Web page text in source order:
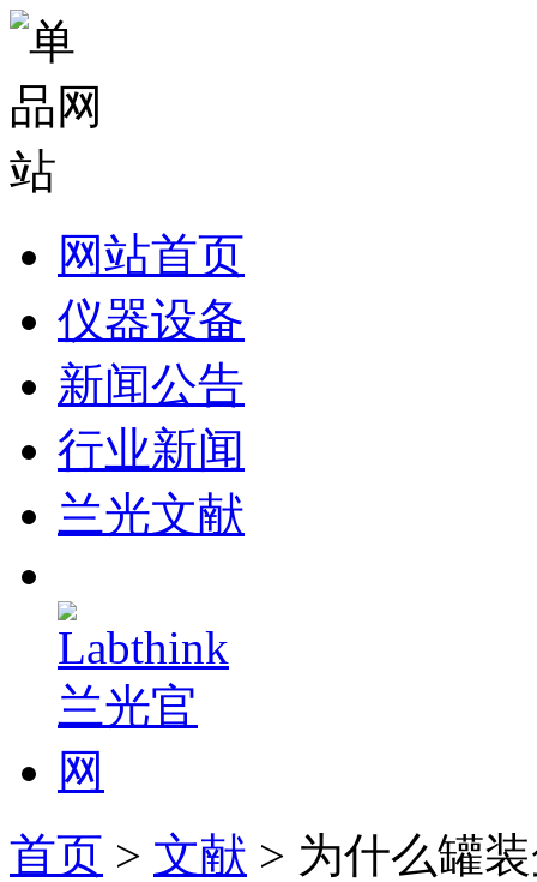
网站首页
仪器设备
新闻公告
行业新闻
兰光文献
首页 > 文献 > 为什么罐